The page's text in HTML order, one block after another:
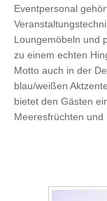
Eventpersonal
Loungemöbeln und
zu einem echten
Motto auch in der
blau/weißen
bietet den Gästen
Meeresfrüchten und